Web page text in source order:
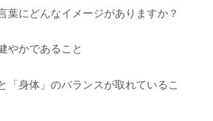
葉にどんなイメージがありますか？
やかであること
「身体」のバランスが取れているこ